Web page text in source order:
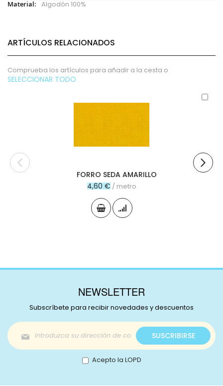
Más
Algodón 100%
ARTÍCULOS RELACIONADOS
Comprueba los artículos para añadir a la cesta o
SELECCIONAR TODO
FORRO SEDA AMARILLO
4,60 € / metro
NEWSLETTER
Subscríbete para recibir novedades y descuentos
Inscríbase
a
nuestro
boletín
de
SUSCRIBIRSE
Acepto la LOPD